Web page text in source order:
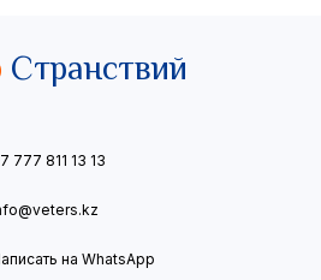
Странствий
777 811 13 13
на WhatsApp